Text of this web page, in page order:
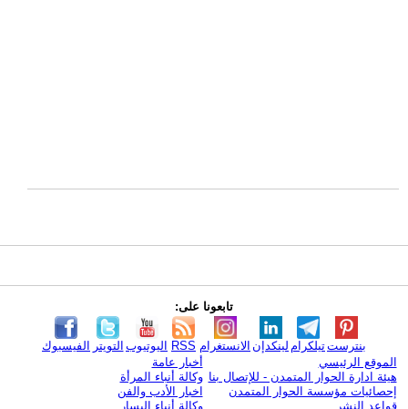
تابعونا على:
الفيسبوك التويتر اليوتيوب RSS الانستغرام لينكدإن تيلكرامبنترست
الموقع الرئيسي
هيئة ادارة الحوار المتمدن - للإتصال بنا
إحصائيات مؤسسة الحوار المتمدن
قواعد النشر
أخبار عامة
وكالة أنباء المرأة
اخبار الأدب والفن
وكالة أنباء اليسار